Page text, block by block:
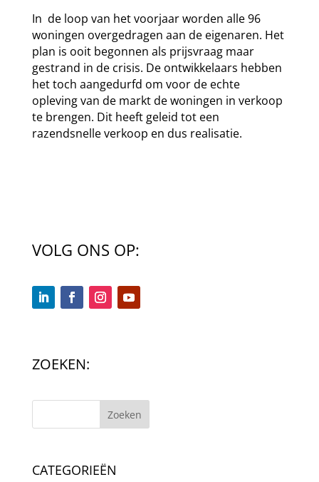
In de loop van het voorjaar worden alle 96
woningen overgedragen aan de eigenaren. Het
plan is ooit begonnen als prijsvraag maar
gestrand in de crisis. De ontwikkelaars hebben
het toch aangedurfd om voor de echte
opleving van de markt de woningen in verkoop
te brengen. Dit heeft geleid tot een
razendsnelle verkoop en dus realisatie.
VOLG ONS OP:
ZOEKEN:
Zoeken
CATEGORIEËN